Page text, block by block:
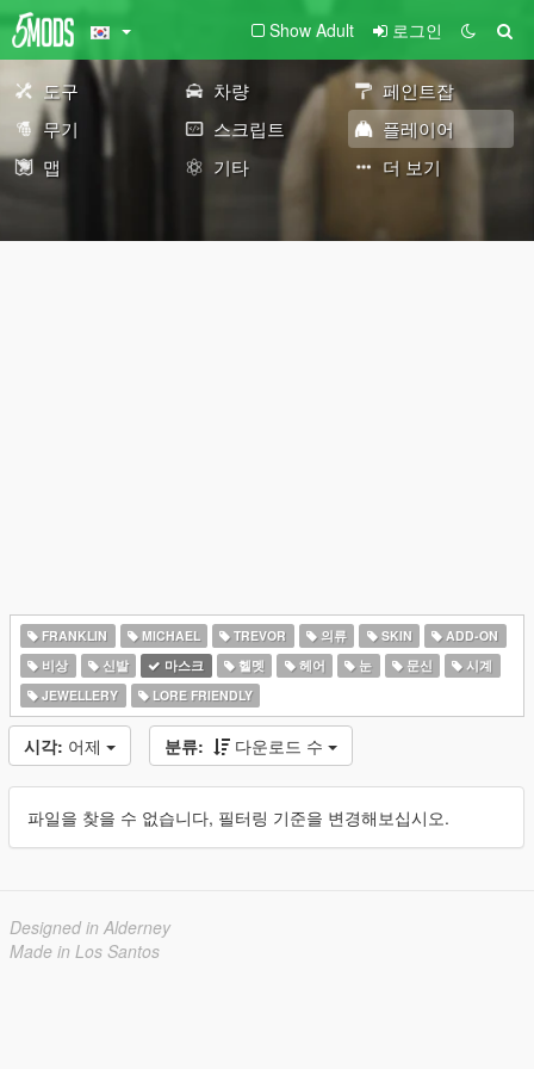
Show Adult 로그인
도구 차량
페인트잡
무기
스크립트
플레이어
맵
기타 더 보기
FRANKLIN MICHAEL TREVOR 의류 SKIN
ADD-ON
비상
신발 마스크 헬멧 헤어 눈 문신
시계
JEWELLERY
LORE FRIENDLY
시각: 어제 분류: 다운로드 수
파일을 찾을 수 없습니다, 필터링 기준을 변경해보십시오.
Designed in Alderney
Made in Los Santos